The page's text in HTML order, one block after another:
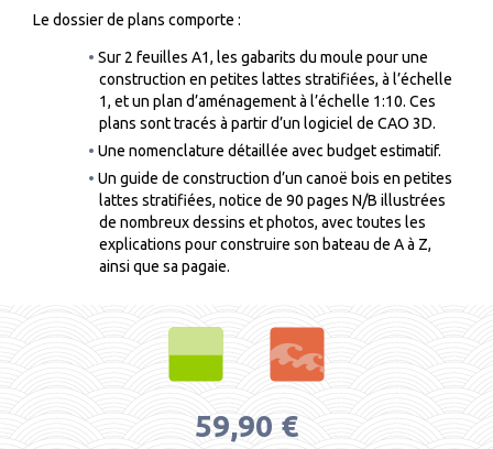
Le dossier de plans comporte :
Sur 2 feuilles A1, les gabarits du moule pour une
construction en petites lattes stratifiées, à l’échelle
1, et un plan d’aménagement à l’échelle 1:10. Ces
plans sont tracés à partir d’un logiciel de CAO 3D.
Une nomenclature détaillée avec budget estimatif.
Un guide de construction d’un canoë bois en petites
lattes stratifiées, notice de 90 pages N/B illustrées
de nombreux dessins et photos, avec toutes les
explications pour construire son bateau de A à Z,
ainsi que sa pagaie.
59,90 €